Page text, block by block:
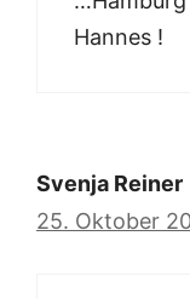
Hannes !
Svenja Reiner
25. Oktober